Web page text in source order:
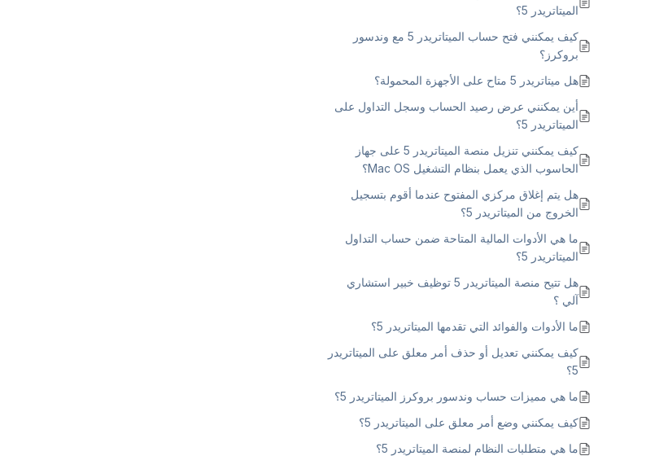
الميتاتريدر 5؟
كيف يمكنني فتح حساب الميتاتريدر 5 مع وندسور
بروكرز؟
هل ميتاتريدر 5 متاح على الأجهزة المحمولة؟
أين يمكنني عرض رصيد الحساب وسجل التداول على
الميتاتريدر 5؟
كيف يمكنني تنزيل منصة الميتاتريدر 5 على جهاز
الحاسوب الذي يعمل بنظام التشغيل Mac OS؟
هل يتم إغلاق مركزي المفتوح عندما أقوم بتسجيل
الخروج من الميتاتريدر 5؟
ما هي الأدوات المالية المتاحة ضمن حساب التداول
الميتاتريدر 5؟
هل تتيح منصة الميتاتريدر 5 توظيف خبير استشاري
آلي ؟
ما الأدوات والفوائد التي تقدمها الميتاتريدر 5؟
كيف يمكنني تعديل أو حذف أمر معلق على الميتاتريدر
5؟
ما هي مميزات حساب وندسور بروكرز الميتاتريدر 5؟
كيف يمكنني وضع أمر معلق على الميتاتريدر 5؟
ما هي متطلبات النظام لمنصة الميتاتريدر 5؟